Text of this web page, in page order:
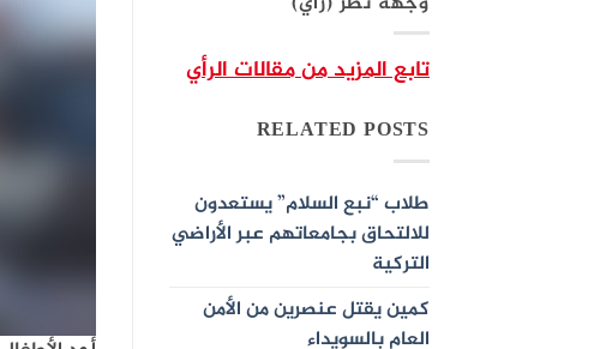
تابع المزيد من مقالات الرأي
RELATED POSTS
طلاب “نبع السلام” يستعدون
للالتحاق بجامعاتهم عبر الأراضي
التركية
كمين يقتل عنصرين من الأمن
العام بالسويداء